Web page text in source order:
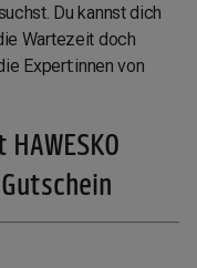
Du kannst dich
Wartezeit doch
Expert:innen von